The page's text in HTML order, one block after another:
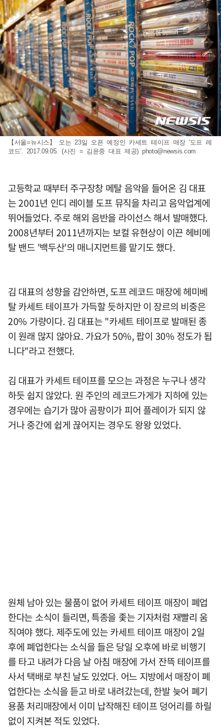
【서울=뉴시스】 오는 23일 오픈 예정인 카세트 테이프 매장 '도프 레
코드'. 2017.09.05. (사진 = 김윤중 대표 제공) photo@newsis.com
고등학교 때부터 주구장창 메탈 음악을 들어온 김 대표
는 2001년 인디 레이블 도프 뮤직을 차리고 음악업계에
뛰어들었다. 주로 해외 음반을 라이선스 해서 발매했다.
2008년부터 2011년까지는 보컬 유현상이 이끈 헤비메
탈 밴드 '백두산'의 매니지먼트를 맡기도 했다.
김 대표의 성향을 감안하면, 도프 레코드 매장에 헤미베
탈 카세트 테이프가 가득할 듯하지만 이 장르의 비중은
20% 가량이다. 김 대표는 "카세트 테이프로 발매된 종
이 원래 많지 않아요. 가요가 50%, 팝이 30% 정도가 됩
니다"라고 전했다.
김 대표가 카세트 테이프를 모으는 과정은 누구나 생각
하듯 쉽지 않았다. 원 주인의 레코드가게가 지하에 있는
경우에는 습기가 많아 곰팡이가 피어 플레이가 되지 않
거나 중간에 쉽게 끊어지는 경우도 왕왕 있었다.
원체 남아 있는 물품이 없어 카세트 테이프 매장이 폐업
한다는 소식이 들리면, 특종을 좇는 기자처럼 재빨리 움
직여야 했다. 제주도에 있는 카세트 테이프 매장이 2일
후에 폐업한다는 소식을 들은 당일 오후에 바로 비행기
를 타고 내려가 다음 날 아침 매장에 가서 잔뜩 테이프를
사서 택배로 부친 날도 있었다. 어느 지방에서 매장이 폐
업한다는 소식을 듣고 바로 내려갔는데, 한발 늦어 폐기
용품 처리매장에서 이미 납작해진 테이프 덩어리를 하릴
없이 지켜본 적도 있었다.